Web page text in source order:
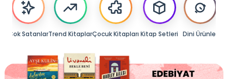
Çok SatanlarTrend KitaplarÇocuk Kitapları Kitap Setleri Dini Ürünler